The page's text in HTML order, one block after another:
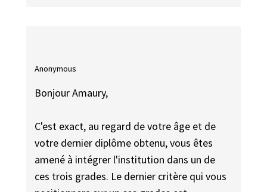
Anonymous
Bonjour Amaury,
C'est exact, au regard de votre âge et de
votre dernier diplôme obtenu, vous êtes
amené à intégrer l'institution dans un de
ces trois grades. Le dernier critère qui vous